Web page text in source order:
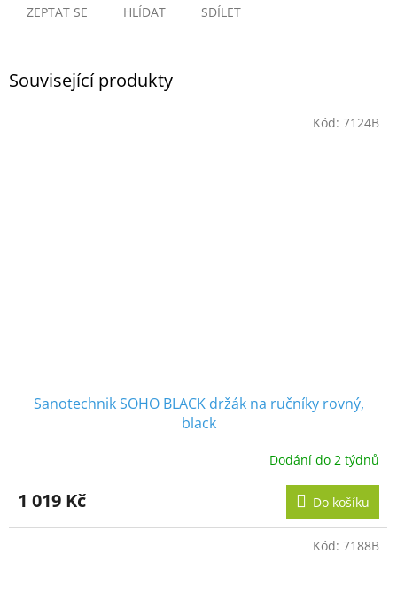
ZEPTAT SE HLÍDAT SDÍLET
Související produkty
Sanotechnik SOHO BLACK držák na ručníky rovný,
black
Dodání do 2 týdnů
1 019 Kč Do košíku
Kód: 7124B
Kód: 7188B